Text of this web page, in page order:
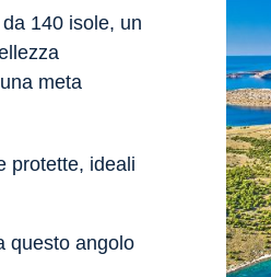
140 isole, un
meta
protette, ideali
questo angolo